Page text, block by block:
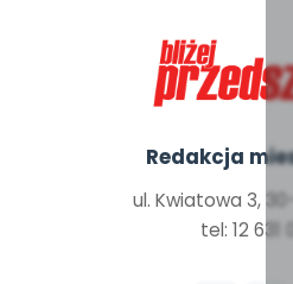
Redakcja
ul. Kwiatowa 3,
tel: 12 631